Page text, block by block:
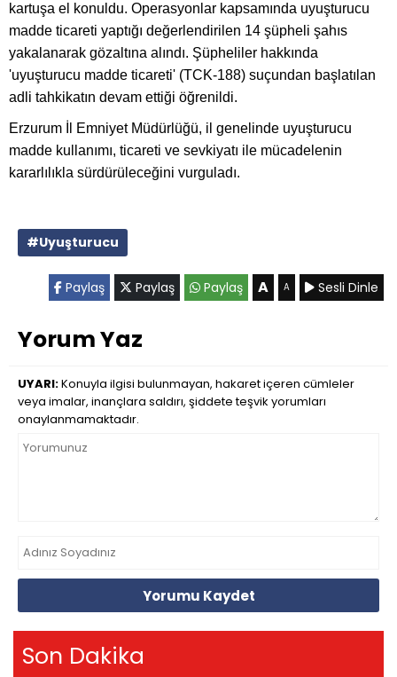
kartuşa el konuldu. Operasyonlar kapsamında uyuşturucu
madde ticareti yaptığı değerlendirilen 14 şüpheli şahıs
yakalanarak gözaltına alındı. Şüpheliler hakkında
'uyuşturucu madde ticareti' (TCK-188) suçundan başlatılan
adli tahkikatın devam ettiği öğrenildi.
Erzurum İl Emniyet Müdürlüğü, il genelinde uyuşturucu
madde kullanımı, ticareti ve sevkiyatı ile mücadelenin
kararlılıkla sürdürüleceğini vurguladı.
#Uyuşturucu
Paylaş Paylaş Paylaş A A Sesli Dinle
Yorum Yaz
UYARI:Konuyla ilgisi bulunmayan, hakaret içeren cümleler
veya imalar, inançlara saldırı, şiddete teşvik yorumları
onaylanmamaktadır.
Yorumu Kaydet
Son Dakika